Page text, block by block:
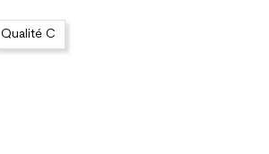
Qualité C